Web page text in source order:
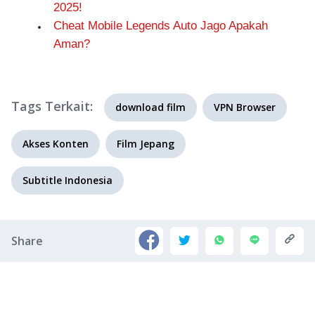
2025!
Cheat Mobile Legends Auto Jago Apakah
Aman?
Tags Terkait: download film VPN Browser
Akses Konten Film Jepang
Subtitle Indonesia
Share